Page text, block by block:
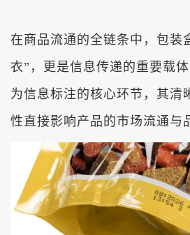
在商品流通的全链条中，包装
衣”，更是信息传递的重要载
为信息标注的核心环节，其清
性直接影响产品的市场流通与